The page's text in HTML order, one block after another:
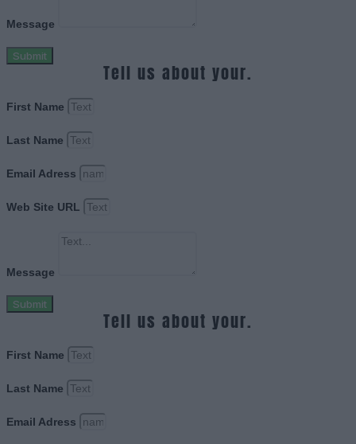
Message
Submit
Tell us about your.
First Name
Last Name
Email Adress
Web Site URL
Message
Submit
Tell us about your.
First Name
Last Name
Email Adress